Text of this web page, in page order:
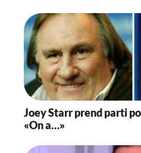
Joey Starr prend parti
«On a…»